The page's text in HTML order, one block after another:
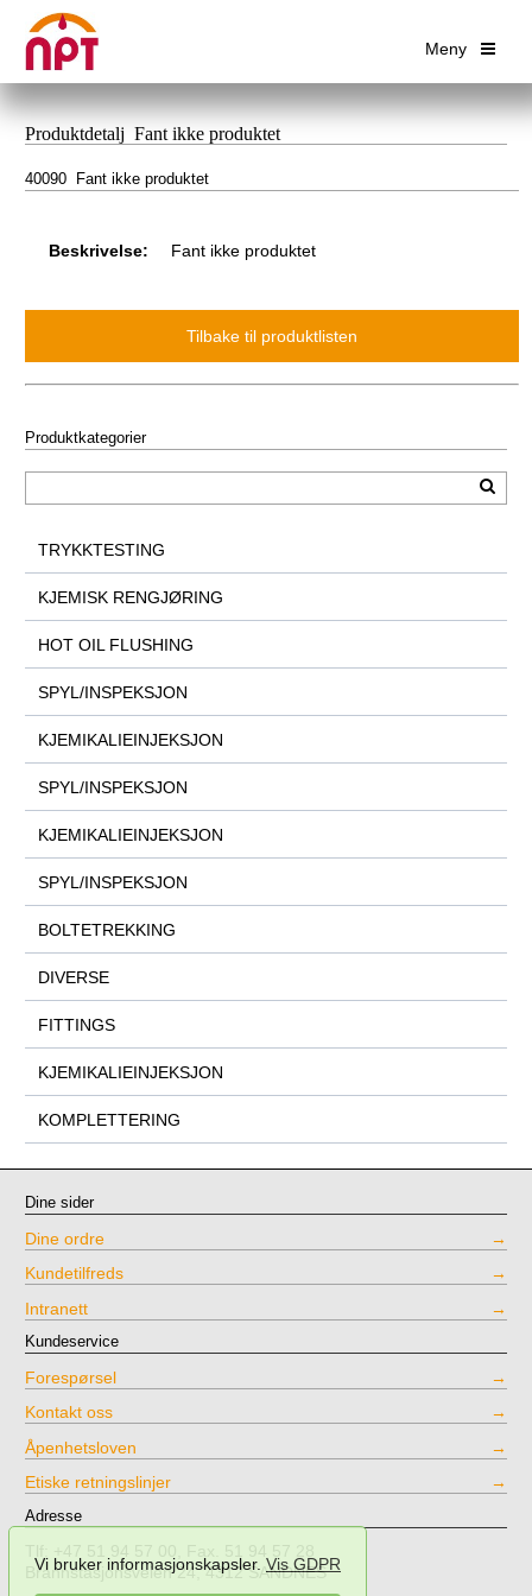
Vi bruker informasjonskapsler.Vis GDPR
Meny
Produktdetalj Fant ikke produktet
40090 Fant ikke produktet
Beskrivelse: Fant ikke produktet
Produktkategorier
TRYKKTESTING
KJEMISK RENGJØRING
HOT OIL FLUSHING
SPYL/INSPEKSJON
KJEMIKALIEINJEKSJON
SPYL/INSPEKSJON
KJEMIKALIEINJEKSJON
SPYL/INSPEKSJON
BOLTETREKKING
DIVERSE
FITTINGS
KJEMIKALIEINJEKSJON
KOMPLETTERING
Dine sider
Dine ordre
Kundetilfreds
Intranett
Kundeservice
Forespørsel
Kontakt oss
Åpenhetsloven
Etiske retningslinjer
Adresse
Tlf: +47 51 94 57 00, Fax. 51 94 57 28
Brannstasjonsveien 24, 4312 SANDNES